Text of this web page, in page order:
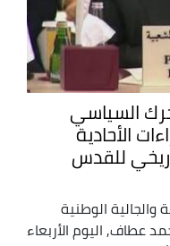
السياسي
الأحادية
للقدس
الوطنية
عطاف, اليوم الأربعاء